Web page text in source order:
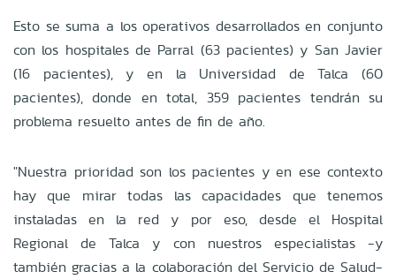
Esto se suma a los operativos desarrollados en conjunto
con los hospitales de Parral (63 pacientes) y San Javier
(16 pacientes), y en la Universidad de Talca (60
pacientes), donde en total, 359 pacientes tendrán su
problema resuelto antes de fin de año.
"Nuestra prioridad son los pacientes y en ese contexto
hay que mirar todas las capacidades que tenemos
instaladas en la red y por eso, desde el Hospital
Regional de Talca y con nuestros especialistas -y
también gracias a la colaboración del Servicio de Salud-